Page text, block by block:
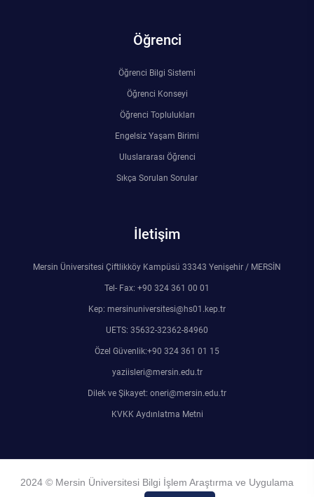
Öğrenci
Öğrenci Bilgi Sistemi
Öğrenci Konseyi
Öğrenci Toplulukları
Engelsiz Yaşam Birimi
Uluslararası Öğrenci
Sıkça Sorulan Sorular
İletişim
Mersin Üniversitesi Çiftlikköy Kampüsü 33343 Yenişehir / MERSİN
Tel- Fax: +90 324 361 00 01
Kep: mersinuniversitesi@hs01.kep.tr
UETS: 35632-32362-84960
Özel Güvenlik:+90 324 361 01 15
yaziisleri@mersin.edu.tr
Dilek ve Şikayet: oneri@mersin.edu.tr
KVKK Aydınlatma Metni
2024 © Mersin Üniversitesi Bilgi İşlem Araştırma ve Uygulama